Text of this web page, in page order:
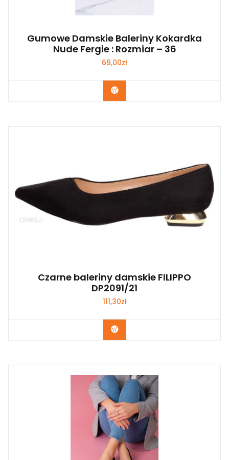
Gumowe Damskie Baleriny Kokardka
Nude Fergie : Rozmiar – 36
69,00zł
Kup Teraz
Czarne baleriny damskie FILIPPO
DP2091/21
111,30zł
Kup Teraz